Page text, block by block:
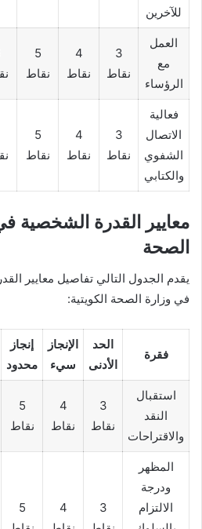
للآخرين
العمل
مع
الرؤساء
3
نقاط
4
نقاط
5
نقاط
فعالية
الاتصال
الشفوي
والكتابي
3
نقاط
4
نقاط
5
نقاط
معايير القدرة الشخصية
الصحة
يقدم الجدول التالي تفاصيل معايير
في وزارة الصحة الكويتية:
فقرة
الحد
الأدنى
الإنجاز
سيء
إنجاز
محدود
استقبال
النقد
والاقتراحات
3
نقاط
4
نقاط
5
نقاط
المظهر
ودرجة
الالتزام
3
4
5